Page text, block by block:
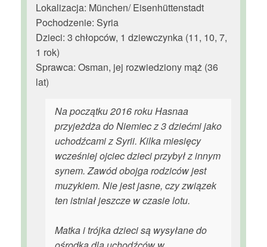
Lokalizacja: München/ Eisenhüttenstadt
Pochodzenie: Syria
Dzieci: 3 chłopców, 1 dziewczynka (11, 10, 7,
1 rok)
Sprawca: Osman, jej rozwiedziony mąż (36
lat)
Na początku 2016 roku Hasnaa
przyjeżdża do Niemiec z 3 dziećmi jako
uchodźcami z Syrii. Kilka miesięcy
wcześniej ojciec dzieci przybył z innym
synem. Zawód obojga rodziców jest
muzykiem. Nie jest jasne, czy związek
ten istniał jeszcze w czasie lotu.
Matka i trójka dzieci są wysyłane do